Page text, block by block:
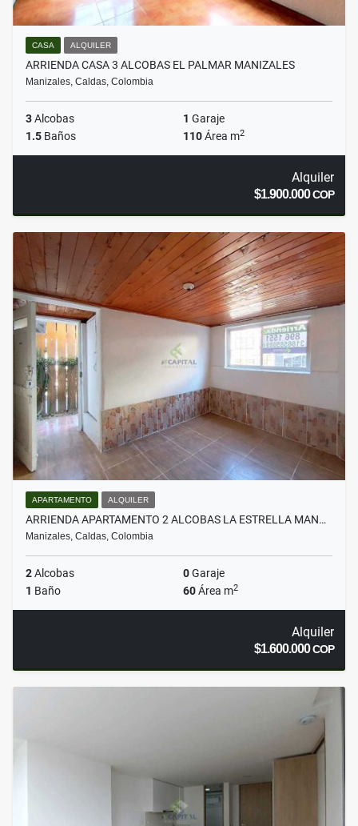
CASA ALQUILER
ARRIENDA CASA 3 ALCOBAS EL PALMAR MANIZALES
Manizales, Caldas, Colombia
3Alcobas 1 Garaje
1.5 Baños 110Área m2
Alquiler
$1.900.000COP
APARTAMENTO ALQUILER
ARRIENDA APARTAMENTO 2 ALCOBAS LA ESTRELLA MAN…
Manizales, Caldas, Colombia
2Alcobas 0Garaje
1 Baño 60Área m2
Alquiler
$1.600.000COP